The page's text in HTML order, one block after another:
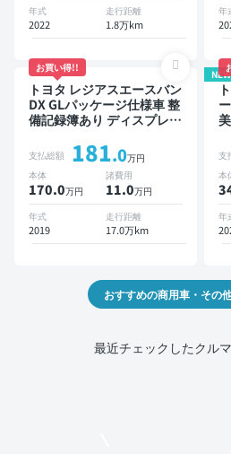
年式
2022
走行距離
1.8万km
年
お買い得!!
トヨタ レジアスエースバン
DX GLパッケージ仕様車 整
備記録簿あり ディスプレイ
り TV ワイヤレスキー ETC
バックモニター ドライブレ
コーダー
支払総額 181.0万円
本体
170.0万円
諸費用
11.0万円
年式
2019
走行距離
17.0万km
支
本
年
おすすめの商用車・その
最近チェックしたクル